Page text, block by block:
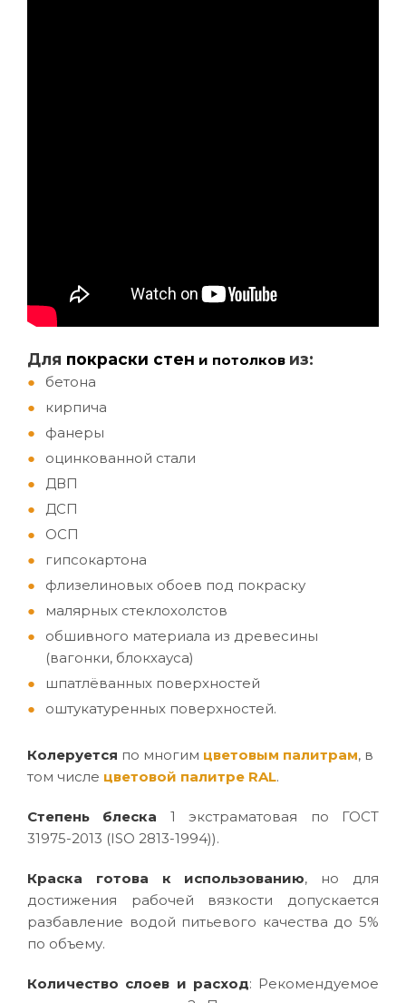
Для покраски стен и потолков из:
бетона
кирпича
фанеры
оцинкованной стали
ДВП
ДСП
ОСП
гипсокартона
флизелиновых обоев под покраску
малярных стеклохолстов
обшивного материала из древесины
(вагонки, блокхауса)
шпатлёванных поверхностей
оштукатуренных поверхностей.
Колеруется по многим цветовым палитрам, в
том числе цветовой палитре RAL.
Степень блеска 1 экстраматовая по ГОСТ
31975-2013 (ISO 2813-1994)).
Краска готова к использованию, но для
достижения рабочей вязкости допускается
разбавление водой питьевого качества до 5%
по объему.
Количество слоев и расход: Рекомендуемое